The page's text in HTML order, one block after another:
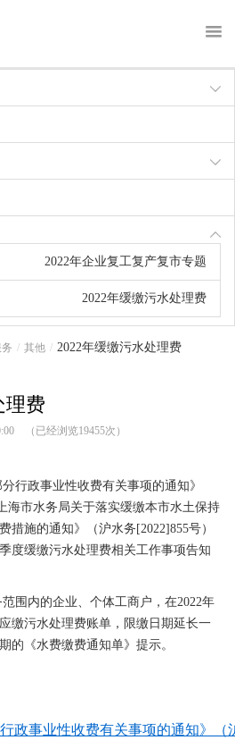
About us
Purchase
Notice
2022年企业复工复产复市专题
2022年缓缴污水处理费
/ 其他 / 2022年缓缴污水处理费
理费
（已经浏览19455次）
政事业性收费有关事项的通知》
海市水务局关于落实缓缴本市水土保持
措施的通知》（沪水务[2022]855号）
度缓缴污水处理费相关工作事项告知
内的企业、个体工商户，在2022年
缴污水处理费账单，限缴日期延长一
的《水费缴费通知单》提示。
政事业性收费有关事项的通知》（